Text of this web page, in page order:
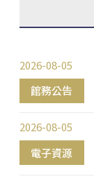
館務公告
2026-08-05
電子資源
2026-08-05